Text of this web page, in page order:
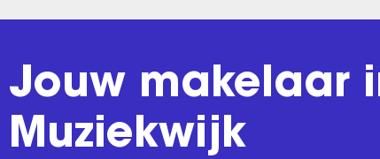
Jouw makelaar
Muziekwijk